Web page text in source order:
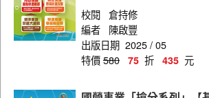
校閱 倉持修
編者
陳啟豐
出版日期 2025 / 05
特價580 75 折 435 元